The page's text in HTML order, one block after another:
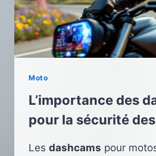
Moto
L’importance des
pour la sécurité
Les dashcams pour